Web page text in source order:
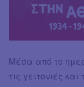
Μέσα από το
τις γειτονιές